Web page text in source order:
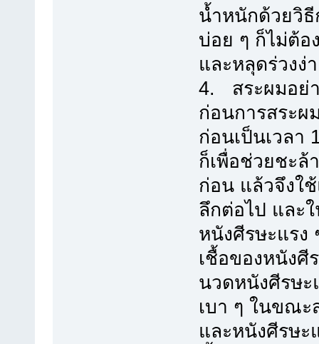
น้ำหนักด้วยวิธี
บ่อย ๆ ก็ไม่ต้อ
และหลุดร่วงง่
4. สระผมอย่
ก่อนการสระผ
ก่อนเป็นเวลา
ก็เพื่อช่วยชะล้
ก่อน แล้วจึงใ
ลึกต่อไป และ
หนังศีรษะแรง
เชื้อของหนังศี
นวดหนังศีรษ
เบา ๆ ในขณะ
และหนังศีรษะ